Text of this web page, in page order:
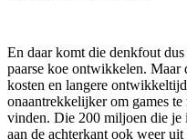
En daar komt die denkfout
paarse koe ontwikkelen. Maar
kosten en langere
onaantrekkelijker om games
vinden. Die 200 miljoen die je
aan de achterkant ook weer